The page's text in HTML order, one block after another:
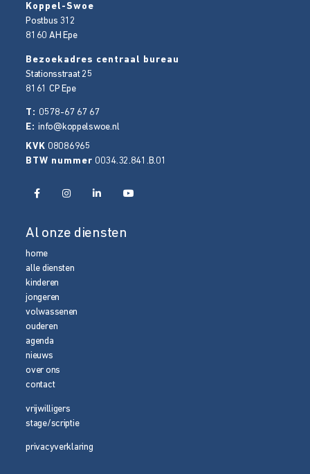
Koppel-Swoe
Postbus 312
8160 AH Epe
Bezoekadres centraal bureau
Stationsstraat 25
8161 CP Epe
T: 0578-67 67 67
E:info@koppelswoe.nl
KVK 08086965
BTW nummer 0034.32.841.B.01
Al onze diensten
home
alle diensten
kinderen
jongeren
volwassenen
ouderen
agenda
nieuws
over ons
contact
vrijwilligers
stage/scriptie
privacyverklaring